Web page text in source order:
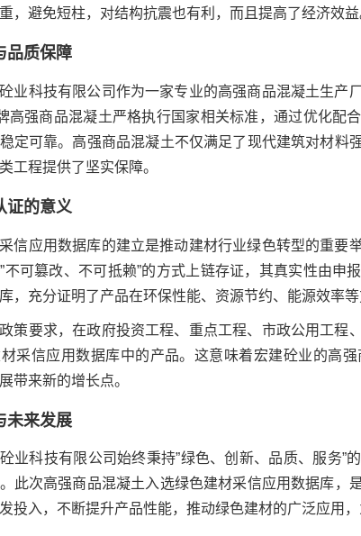
，避免短柱，对结构抗震也有利，而且提高了经济效益
品质保障
业科技有限公司作为一家专业的高强商品混凝土生产
高强商品混凝土严格执行国家相关标准，通过优化配
定可靠。高强商品混凝土不仅满足了现代建筑对材料
工程提供了坚实保障。
证的意义
信应用数据库的建立是推动建材行业绿色转型的重要
不可篡改、不可抵赖”的方式上链存证，其真实性由申
，充分证明了产品在环保性能、资源节约、能源效率等
策要求，在政府投资工程、重点工程、市政公用工程
采信应用数据库中的产品。这意味着宏建砼业的高
带来新的增长点。
未来发展
业科技有限公司始终秉持”绿色、创新、品质、服务”
此次高强商品混凝土入选绿色建材采信应用数据库，
投入，不断提升产品性能，推动绿色建材的广泛应用